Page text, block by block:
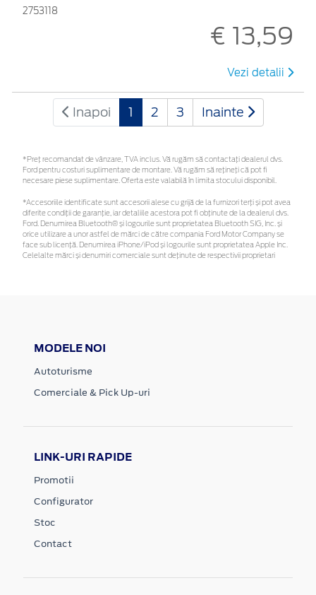
2753118
€ 13,59
Vezi detalii
Inapoi 1 2 3 Inainte
*Preţ recomandat de vânzare, TVA inclus. Vă rugăm să contactaţi dealerul dvs.
Ford pentru costuri suplimentare de montare. Vă rugăm să rețineți că pot fi
necesare piese suplimentare. Oferta este valabilă în limita stocului disponibil.
*Accesoriile identificate sunt accesorii alese cu grijă de la furnizori terți și pot avea
diferite condiții de garanție, iar detaliile acestora pot fi obținute de la dealerul dvs.
Ford. Denumirea Bluetooth® și logourile sunt proprietatea Bluetooth SIG, Inc. și
orice utilizare a unor astfel de mărci de către compania Ford Motor Company se
face sub licență. Denumirea iPhone/iPod și logourile sunt proprietatea Apple Inc.
Celelalte mărci și denumiri comerciale sunt deținute de respectivii proprietari
MODELE NOI
Autoturisme
Comerciale & Pick Up-uri
LINK-URI RAPIDE
Promotii
Configurator
Stoc
Contact